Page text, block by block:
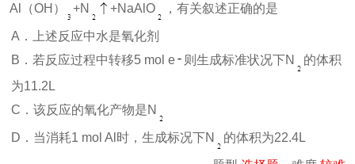
Al（OH）
+N +NaAlO ，有关叙述正确的是
A．上述反应中水是氧化剂
B．若反应过程中转移5 mol e
则生成标准状况下N
的体积
为11.2L
C．该反应的氧化产物是N
D．当消耗1 mol Al时，生成标况下N 的体积为22.4L